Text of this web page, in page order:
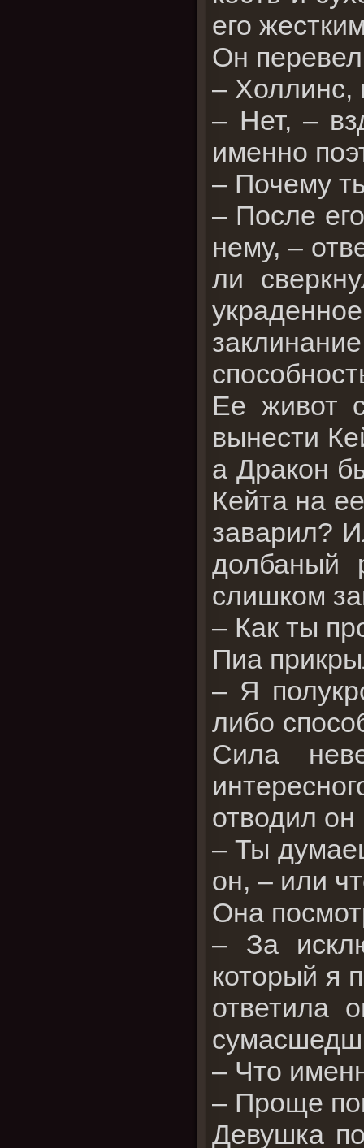
его
Он
– Холлинс,
– Нет, –
именно
– Почему
– После
нему, –
ли
Ее живот
вынести
а Дракон
Кейта на
заварил?
долбаный
слишком
– Как ты
Пиа
– Я
либо
Сила
отводил
– Ты
он, – или
Она
– За
который я
ответила
– Что
– Проще
Девушка